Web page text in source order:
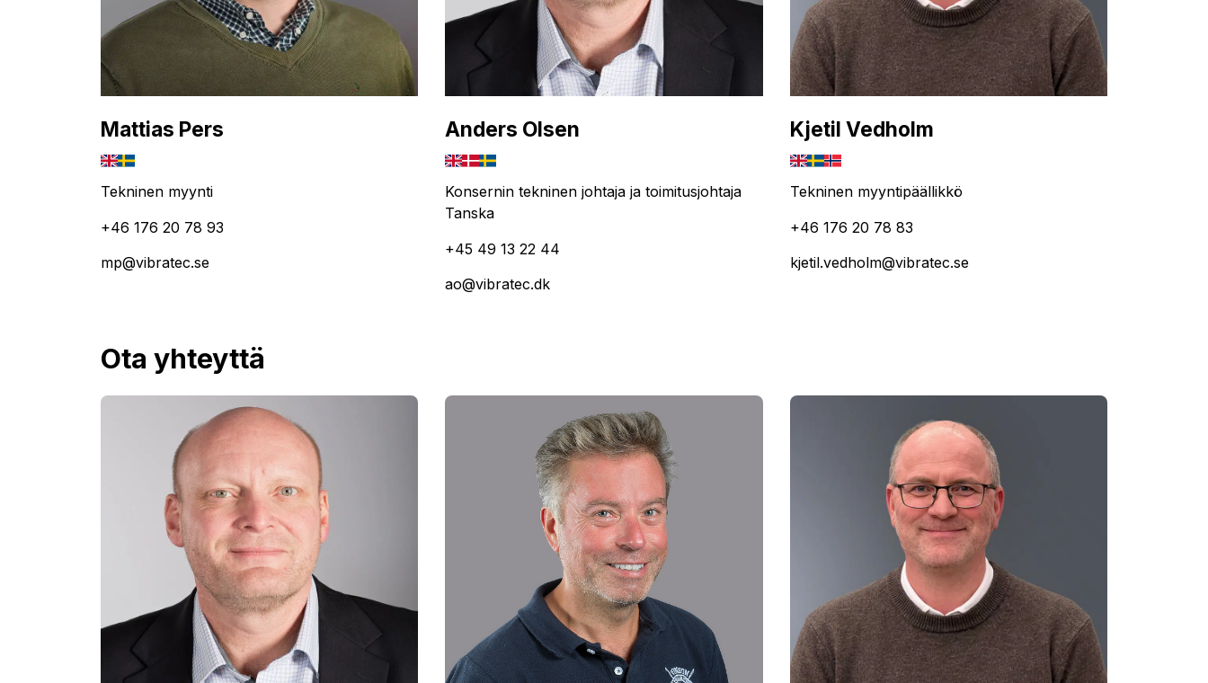
Mattias Pers
Tekninen myynti
+46 176 20 78 93
mp@vibratec.se
Anders Olsen
Konsernin tekninen johtaja ja toimitusjohtaja
Tanska
+45 49 13 22 44
ao@vibratec.dk
Kjetil Vedholm
Tekninen myyntipäällikkö
+46 176 20 78 83
kjetil.vedholm@vibratec.se
Ota yhteyttä